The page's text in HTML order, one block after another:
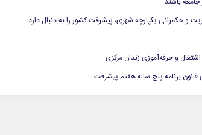
حکمرانی یکپارچه شهری، پیشرفت کشور را به دنبال دارد
و حرفه‌آموزی زندان مرکزی
برنامه پنج ساله هفتم پیشرفت